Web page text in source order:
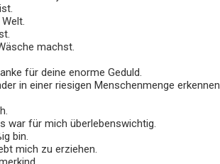
machst.
für deine enorme Geduld.
in einer riesigen Menschenmenge erkennen
war für mich überlebenswichtig.
bin.
mich zu erziehen.